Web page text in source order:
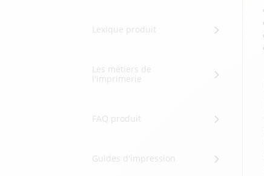
Lexique produit
Les métiers de
l'imprimerie
FAQ produit
Guides d'impression